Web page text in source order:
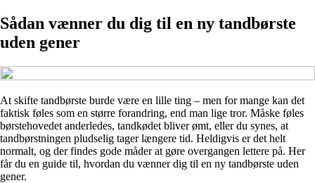
Sådan vænner du dig til en ny tandbørste
uden gener
At skifte tandbørste burde være en lille ting – men for mange kan det
faktisk føles som en større forandring, end man lige tror. Måske føles
børstehovedet anderledes, tandkødet bliver ømt, eller du synes, at
tandbørstningen pludselig tager længere tid. Heldigvis er det helt
normalt, og der findes gode måder at gøre overgangen lettere på. Her
får du en guide til, hvordan du vænner dig til en ny tandbørste uden
gener.